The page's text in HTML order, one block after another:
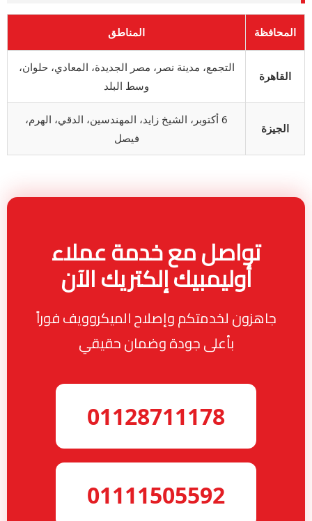
المحافظة المناطق
القاهرة
التجمع، مدينة نصر، مصر الجديدة، المعادي، حلوان،
وسط البلد
الجيزة
6 أكتوبر، الشيخ زايد، المهندسين، الدقي، الهرم،
فيصل
تواصل مع خدمة عملاء
أوليمبيك إلكتريك الآن
جاهزون لخدمتكم وإصلاح الميكروويف فوراً
بأعلى جودة وضمان حقيقي
01128711178
01111505592